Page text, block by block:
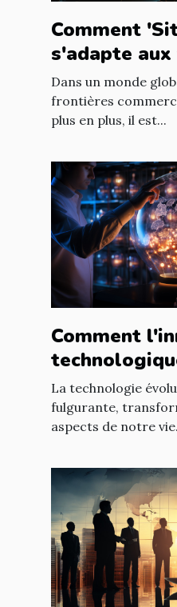
Comment
s'adapte aux
en ligne
Dans un monde
frontières
plus en plus, il est...
Comment
les
mondiale
La technologie
fulgurante,
aspects de notre